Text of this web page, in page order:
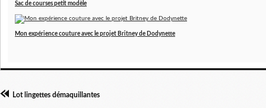
Sac de courses petit modèle
Mon expérience couture avec le projet Britney de Dodynette
Lot lingettes démaquillantes